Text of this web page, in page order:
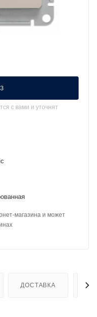
с вами и уточнят
магазина и может
ДОСТАВКА